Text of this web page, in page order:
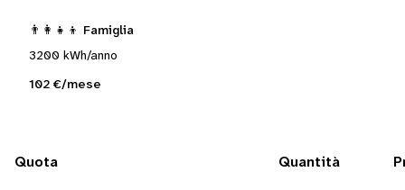
👨‍👩‍👧‍👦 Famiglia
3200 kWh/anno
102 €/mese
Quota Quantità